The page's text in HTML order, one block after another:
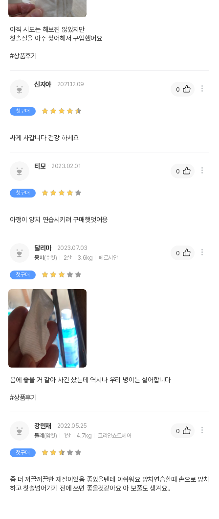
아직 시도는 해보진 않았지만
칫솔질을 아주 싫어해서 구입했어요
#상품후기
신자야 2021.12.09
첫구매
싸게 사갑니다 건강 하세요
0
티모 2023.02.01
첫구매
아깽이 양치 연습시키려 구매햇엇어용
0
달리마
2023.07.03
뭉치 (수컷) 2살 3.6kg 페르시안
첫구매
몸에 좋을 거 같아 사긴 샀는데 역시나 우리 녕이는 싫어합니다
#상품후기
0
강민재
2022.05.25
들레 (암컷) 1살 4.7kg 코리안쇼트헤어
첫구매
좀 더 꺼끌꺼끌한 재질이었음 좋았을텐데 아쉬워요 양치연습할때 손으로 양치
하고 칫솔넘어가기 전에 쓰면 좋을것같아요 아 보풀도 생겨요..
0